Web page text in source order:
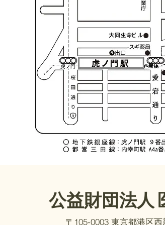
公益財団法人
〒105-0003 東京都港区